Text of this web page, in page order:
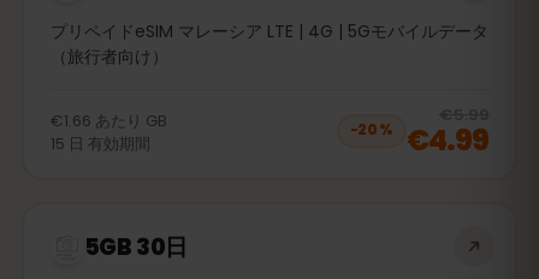
プリペイドeSIM マレーシア LTE | 4G | 5Gモバイルデータ
（旅行者向け）
€1.66 あたり GB
15 日 有効期間
−20%
€5.99
€4.99
5GB 30日